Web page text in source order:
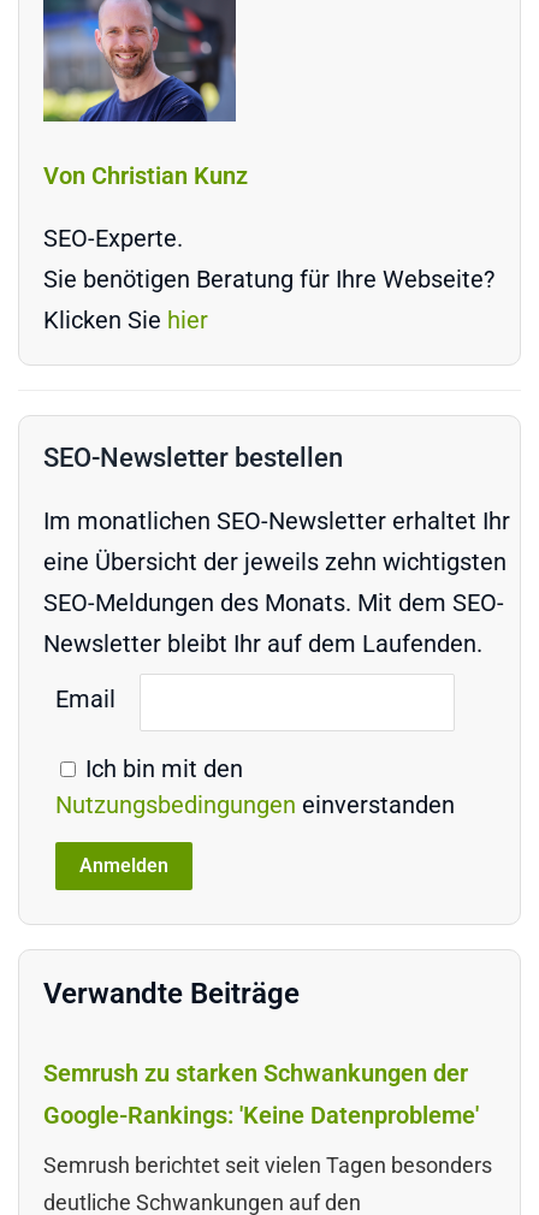
Von Christian Kunz
SEO-Experte.
Sie benötigen Beratung für Ihre Webseite?
Klicken Sie hier
SEO-Newsletter bestellen
Im monatlichen SEO-Newsletter erhaltet Ihr
eine Übersicht der jeweils zehn wichtigsten
SEO-Meldungen des Monats. Mit dem SEO-
Newsletter bleibt Ihr auf dem Laufenden.
Email
Ich bin mit den
Nutzungsbedingungen einverstanden
Verwandte Beiträge
Semrush zu starken Schwankungen der
Google-Rankings: 'Keine Datenprobleme'
Semrush berichtet seit vielen Tagen besonders
deutliche Schwankungen auf den